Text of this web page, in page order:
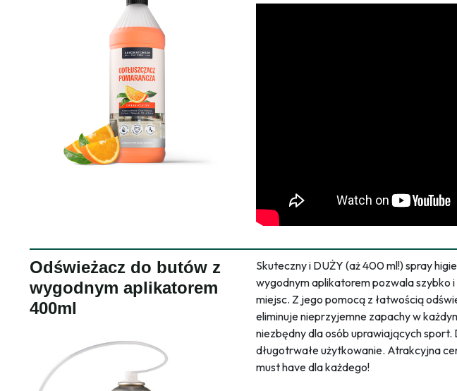
Odświeżacz do butów z
wygodnym aplikatorem
400ml
Skuteczny i DUŻY (aż 400 ml!) spray
wygodnym aplikatorem pozwala szybko
miejsc. Z jego pomocą z łatwością
eliminuje nieprzyjemne zapachy w
niezbędny dla osób uprawiających
długotrwałe użytkowanie. Atrakcyjna
must have dla każdego!